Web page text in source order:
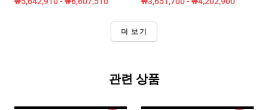
더 보기
관련 상품